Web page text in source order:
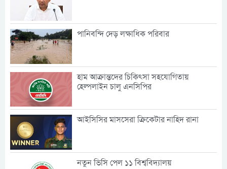
পানিবন্দি দেড় লক্ষাধিক পরিবার
হাম আক্রান্তদের চিকিৎসা সহযোগিতায়
হেল্পলাইন চালু এনসিপির
আইসিসির মাসসেরা ক্রিকেটার নাহিদ রানা
নতুন ভিসি পেল ১১ বিশ্ববিদ্যালয়